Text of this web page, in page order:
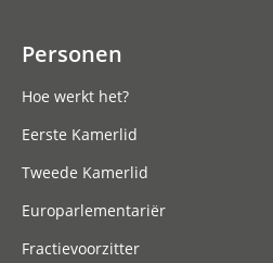
Personen
Hoe werkt het?
Eerste Kamerlid
Tweede Kamerlid
Europarlementariër
Fractievoorzitter